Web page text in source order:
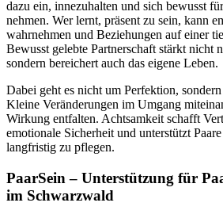
dazu ein, innezuhalten und sich bewusst
nehmen. Wer lernt, präsent zu sein, kann
wahrnehmen und Beziehungen auf einer
Bewusst gelebte Partnerschaft stärkt nicht
sondern bereichert auch das eigene Leben.
Dabei geht es nicht um Perfektion,
Kleine Veränderungen im Umgang
Wirkung entfalten. Achtsamkeit schafft
emotionale Sicherheit und unterstützt
langfristig zu pflegen.
PaarSein – Unterstützung für
im Schwarzwald